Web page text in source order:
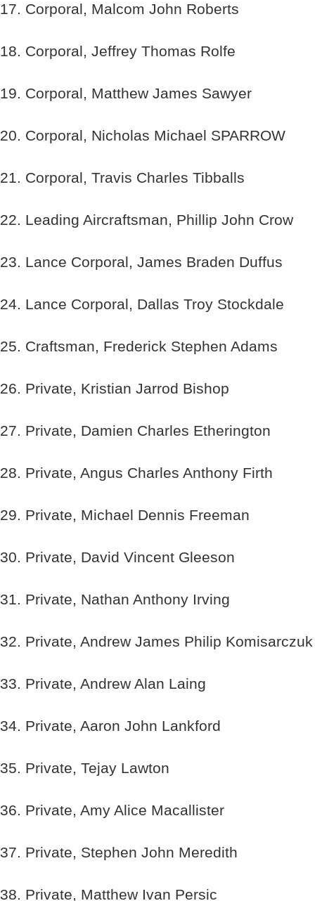
17. Corporal, Malcom John Roberts
18. Corporal, Jeffrey Thomas Rolfe
19. Corporal, Matthew James Sawyer
20. Corporal, Nicholas Michael SPARROW
21. Corporal, Travis Charles Tibballs
22. Leading Aircraftsman, Phillip John Crow
23. Lance Corporal, James Braden Duffus
24. Lance Corporal, Dallas Troy Stockdale
25. Craftsman, Frederick Stephen Adams
26. Private, Kristian Jarrod Bishop
27. Private, Damien Charles Etherington
28. Private, Angus Charles Anthony Firth
29. Private, Michael Dennis Freeman
30. Private, David Vincent Gleeson
31. Private, Nathan Anthony Irving
32. Private, Andrew James Philip Komisarczuk
33. Private, Andrew Alan Laing
34. Private, Aaron John Lankford
35. Private, Tejay Lawton
36. Private, Amy Alice Macallister
37. Private, Stephen John Meredith
38. Private, Matthew Ivan Persic